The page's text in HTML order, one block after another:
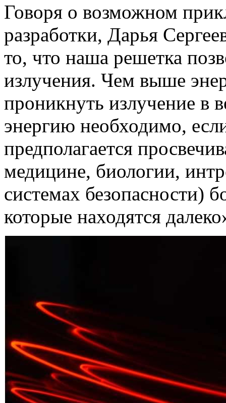
Говоря о возможном
разработки, Дарья
то, что наша решетка
излучения. Чем выше
проникнуть излучение в
энергию необходимо,
предполагается
медицине, биологии,
системах безопасности)
которые находятся